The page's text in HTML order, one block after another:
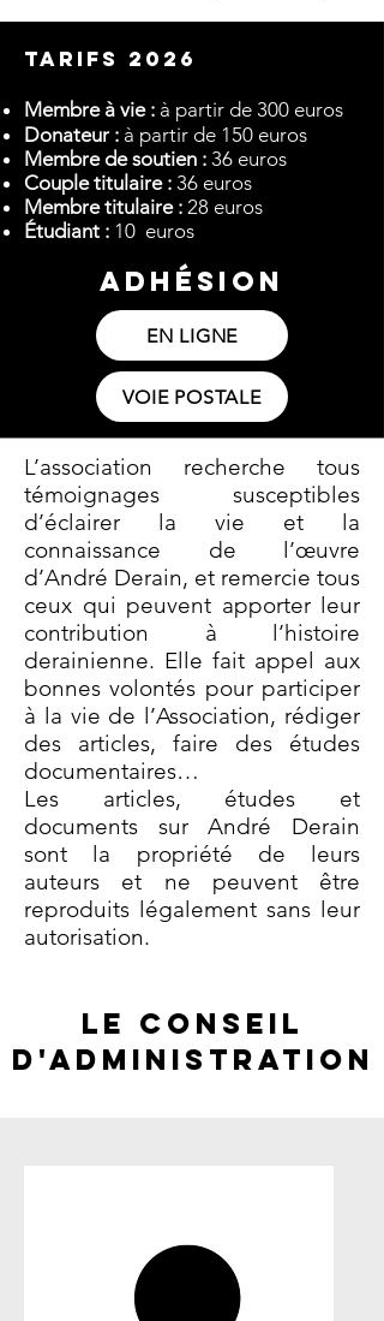
TARIFS 2026
Membre à vie : à partir de 300 euros
Donateur : à partir de 150 euros
Membre de soutien : 36 euros
Couple titulaire : 36 euros
Membre titulaire : 28 euros
Étudiant : 10 euros
ADHÉSION
EN LIGNE
VOIE POSTALE
L’association recherche tous
témoignages susceptibles
d’éclairer la vie et la
connaissance de l’œuvre
d’André Derain, et remercie tous
ceux qui peuvent apporter leur
contribution à l’histoire
derainienne. Elle fait appel aux
bonnes volontés pour participer
à la vie de l’Association, rédiger
des articles, faire des études
documentaires…
Les articles, études et
documents sur André Derain
sont la propriété de leurs
auteurs et ne peuvent être
reproduits légalement sans leur
autorisation.
LE CONSEIL
D'ADMINISTRATION